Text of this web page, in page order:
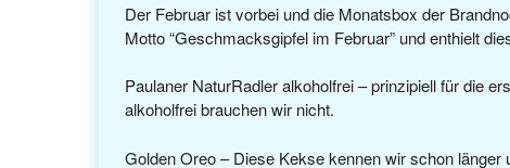
Der Februar ist vorbei und die Monatsbox der
Motto “Geschmacksgipfel im Februar” und enthielt
Paulaner NaturRadler alkoholfrei – prinzipiell für die
alkoholfrei brauchen wir nicht.
Golden Oreo – Diese Kekse kennen wir schon